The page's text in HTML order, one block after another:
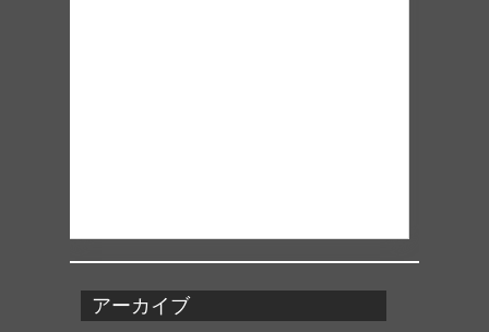
アーカイブ